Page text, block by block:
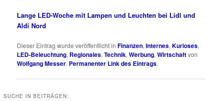
Lange LED-Woche mit Lampen und Leuchten bei Lidl und
Aldi Nord
Dieser Eintrag wurde veröffentlicht inFinanzen,Internes,Kurioses,
LED-Beleuchtung, Regionales,Technik,Werbung,Wirtschaftvon
Wolfgang Messer. Permanenter Link des Eintrags.
SUCHE IN BEITRÄGEN: